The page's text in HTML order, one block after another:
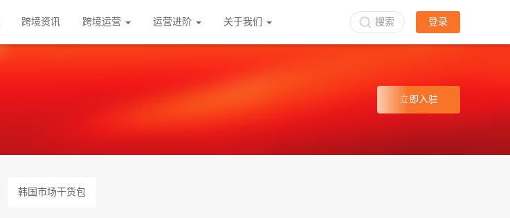
跨境资讯 跨境运营 运营进阶 关于我们 搜索 登录
立即入驻
韩国市场干货包